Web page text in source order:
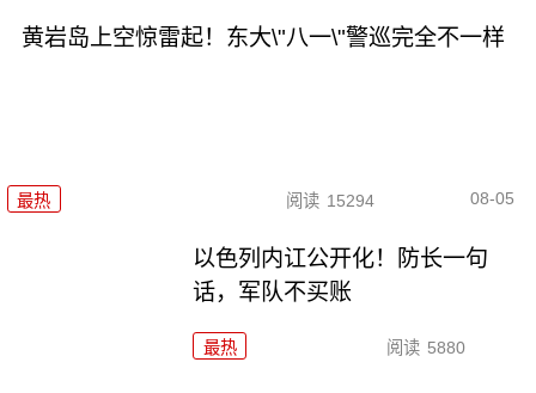
黄岩岛上空惊雷起！东大\"八一\"警巡完全不一样
最热 阅读 15294 08-05
以色列内讧公开化！防长一句
话，军队不买账
最热 阅读 5880